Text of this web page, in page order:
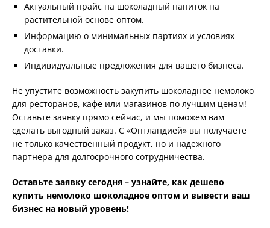
Актуальный прайс на шоколадный напиток на
растительной основе оптом.
Информацию о минимальных партиях и условиях
доставки.
Индивидуальные предложения для вашего бизнеса.
Не упустите возможность закупить шоколадное немолоко
для ресторанов, кафе или магазинов по лучшим ценам!
Оставьте заявку прямо сейчас, и мы поможем вам
сделать выгодный заказ. С «Оптландией» вы получаете
не только качественный продукт, но и надежного
партнера для долгосрочного сотрудничества.
Оставьте заявку сегодня – узнайте, как дешево
купить немолоко шоколадное оптом и вывести ваш
бизнес на новый уровень!